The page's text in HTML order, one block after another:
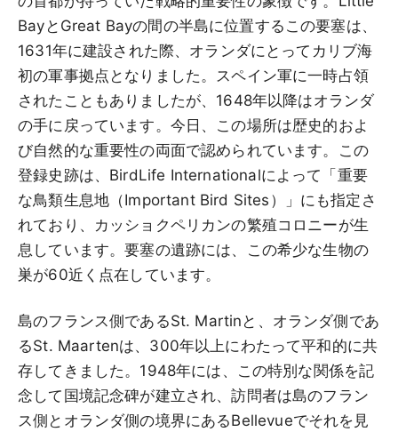
BayとGreat Bayの間の半島に位置するこの要塞は、
1631年に建設された際、オランダにとってカリブ海
初の軍事拠点となりました。スペイン軍に一時占領
されたこともありましたが、1648年以降はオランダ
の手に戻っています。今日、この場所は歴史的およ
び自然的な重要性の両面で認められています。この
登録史跡は、BirdLife Internationalによって「重要
な鳥類生息地（Important Bird Sites）」にも指定さ
れており、カッショクペリカンの繁殖コロニーが生
息しています。要塞の遺跡には、この希少な生物の
巣が60近く点在しています。
島のフランス側であるSt. Martinと、オランダ側であ
るSt. Maartenは、300年以上にわたって平和的に共
存してきました。1948年には、この特別な関係を記
念して国境記念碑が建立され、訪問者は島のフラン
ス側とオランダ側の境界にあるBellevueでそれを見